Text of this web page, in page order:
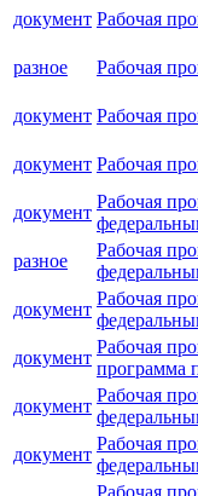
документ Рабочая
разное Рабочая
документ Рабочая
документ Рабочая
документ
Рабочая
разное
Рабочая
документ
Рабочая
документ
Рабочая
программа
документ
Рабочая
документ
Рабочая